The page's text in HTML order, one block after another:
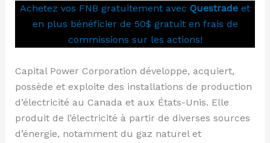
Achetez vos FNB gratuitement avec Questrade et
en plus bénéficier de 50$ gratuit en frais de
commissions sur les actions!
Capital Power Corporation développe, acquiert,
possède et exploite des installations de production
d’électricité au Canada et aux États-Unis. Elle
produit de l’électricité à partir de diverses sources
d’énergie, notamment du gaz naturel et